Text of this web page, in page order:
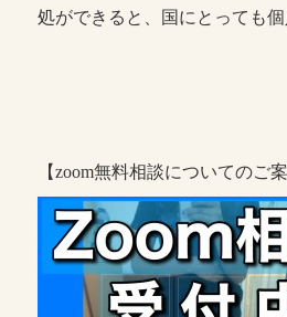
処ができると、国にとっても
【zoom無料相談についてのご案